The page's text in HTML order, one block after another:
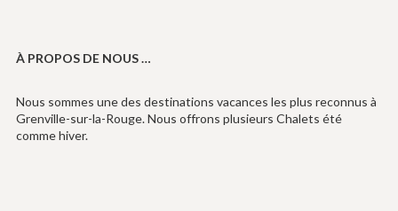
À PROPOS DE NOUS …
Nous sommes une des destinations vacances les plus reconnus à
Grenville-sur-la-Rouge. Nous offrons plusieurs Chalets été
comme hiver.